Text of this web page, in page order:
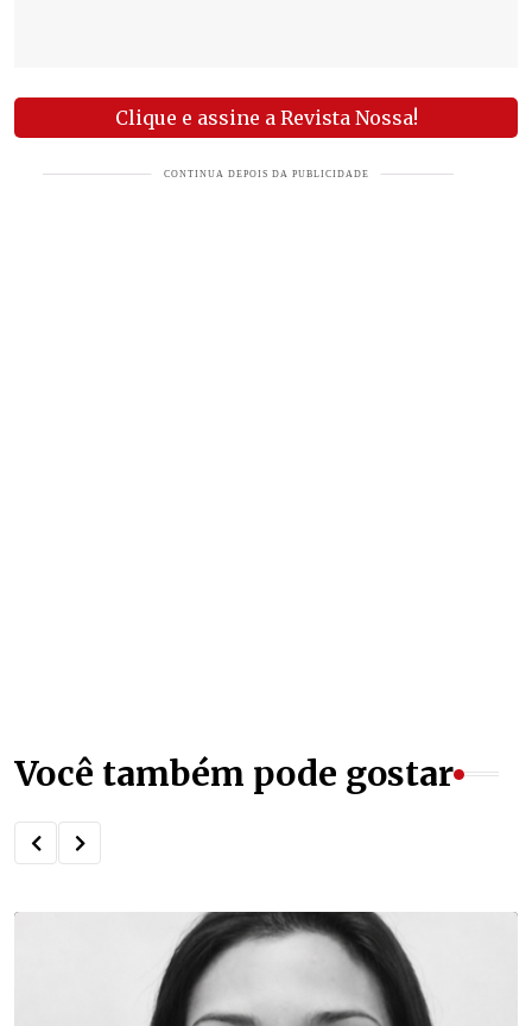
Clique e assine a Revista Nossa!
Você também pode gostar